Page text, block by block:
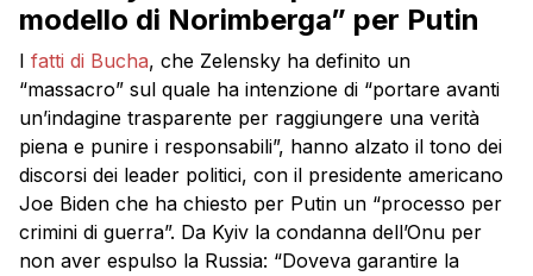
modello di Norimberga” per Putin
I fatti di Bucha, che Zelensky ha definito un
“massacro” sul quale ha intenzione di “portare avanti
un’indagine trasparente per raggiungere una verità
piena e punire i responsabili”, hanno alzato il tono dei
discorsi dei leader politici, con il presidente americano
Joe Biden che ha chiesto per Putin un “processo per
crimini di guerra”. Da Kyiv la condanna dell’Onu per
non aver espulso la Russia: “Doveva garantire la